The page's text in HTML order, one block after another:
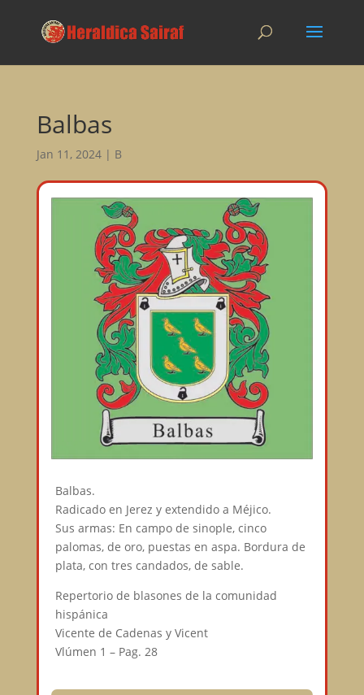
Balbas
Jan 11, 2024| B
Balbas.
Radicado en Jerez y extendido a Méjico.
Sus armas: En campo de sinople, cinco
palomas, de oro, puestas en aspa. Bordura de
plata, con tres candados, de sable.
Repertorio de blasones de la comunidad
hispánica
Vicente de Cadenas y Vicent
Vlúmen 1 – Pag. 28